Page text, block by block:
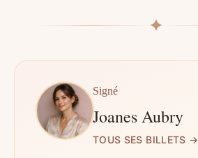
Signé
Joanes Aubry
TOUS SES BILLETS →